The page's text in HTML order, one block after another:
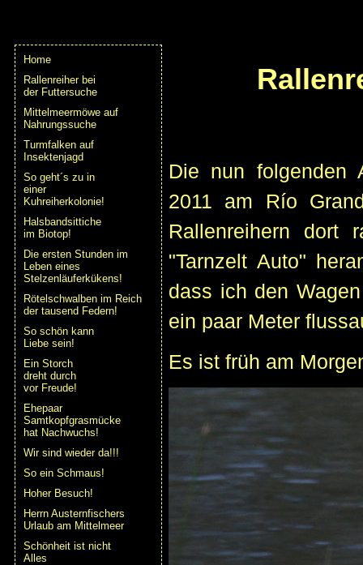
Home
Rallenreiher bei
der Futtersuche
Mittelmeermöwe auf
Nahrungssuche
Turmfalken auf
Insektenjagd
So geht´s zu in
einer
Kuhreiherkolonie!
Halsbandsittiche
im Biotop!
Die ersten Stunden im
Leben eines
Stelzenläuferkükens!
Rötelschwalben im Reich
der tausend Federn!
So schön kann
Liebe sein!
Ein Storch
dreht durch
vor Freude!
Ehepaar
Samtkopfgrasmücke
hat Nachwuchs!
Wir sind wieder da!!!
So ein Schmaus!
Hoher Besuch!
Herrn Austernfischers
Urlaub am Mittelmeer
Schönheit ist nicht
Alles
Die nun folgenden
2011 am Río
Rallenreihern dort
"Tarnzelt Auto"
dass ich den
ein paar Meter
Es ist früh am